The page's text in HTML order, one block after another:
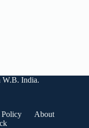
W.B. India.
Policy
About